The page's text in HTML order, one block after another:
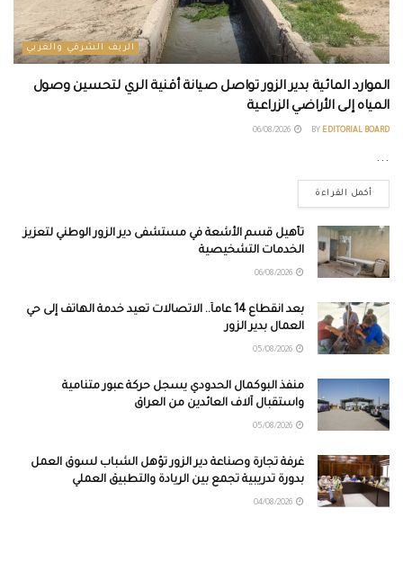
الريف الشرقي والغربي
الموارد المائية بدير الزور تواصل صيانة أقنية الري لتحسين وصول
المياه إلى الأراضي الزراعية
BY EDITORIAL BOARD
...
أكمل القراءة
تأهيل قسم الأشعة في مستشفى دير الزور الوطني لتعزيز
الخدمات التشخيصية
بعد انقطاع 14 عاماً.. الاتصالات تعيد خدمة الهاتف إلى حي
العمال بدير الزور
منفذ البوكمال الحدودي يسجل حركة عبور متنامية
واستقبال آلاف العائدين من العراق
غرفة تجارة وصناعة دير الزور تؤهل الشباب لسوق العمل
بدورة تدريبية تجمع بين الريادة والتطبيق العملي